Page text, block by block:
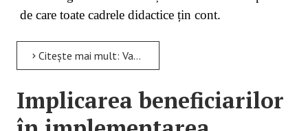
de care toate cadrele didactice țin cont.
Citește mai mult: Valoarea scrisului de mână
Implicarea beneficiarilor